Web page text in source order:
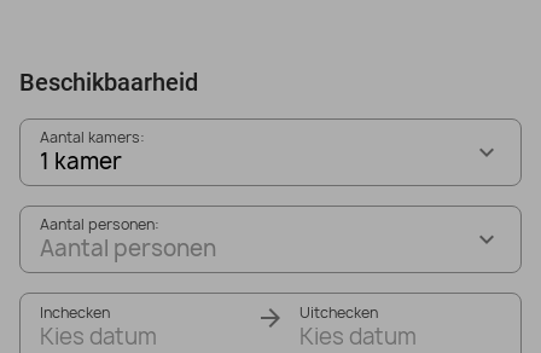
Beschikbaarheid
Aantal kamers:
1 kamer
Aantal personen:
Aantal personen
Inchecken
Kies datum
Uitchecken
Kies datum